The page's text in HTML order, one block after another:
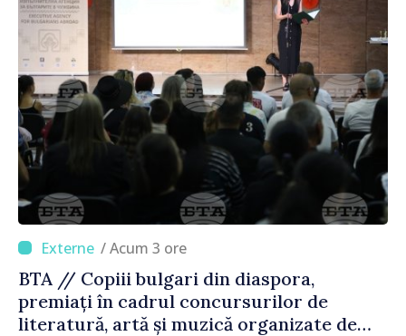
/ Acum 3 ore
BTA // Copiii bulgari din diaspora,
premiați în cadrul concursurilor de
literatură, artă și muzică organizate de